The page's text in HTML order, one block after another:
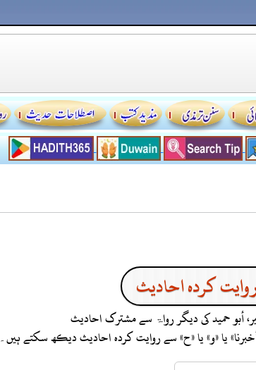
کردہ احادیث
أبو حميدکی دیگر رواۃ سے مشترک احادیث
یا «و» یا «ح» سے روایت کردہ احادیث دیکھ سکتے ہیں۔